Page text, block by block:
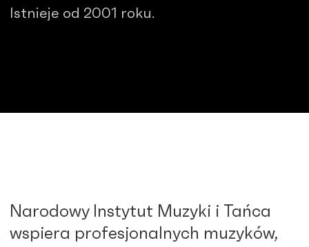
Istnieje od 2001 roku.
Narodowy Instytut Muzyki i Tańca
wspiera profesjonalnych muzyków,